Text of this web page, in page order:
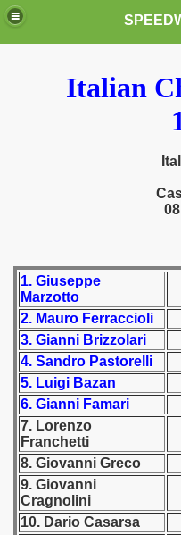
Italian
1. Giuseppe
Marzotto
2. Mauro Ferraccioli
3. Gianni Brizzolari
4. Sandro Pastorelli
5. Luigi Bazan
6. Gianni Famari
7. Lorenzo
Franchetti
8. Giovanni Greco
9. Giovanni
Cragnolini
10. Dario Casarsa
these speedway
Świata (World
1946